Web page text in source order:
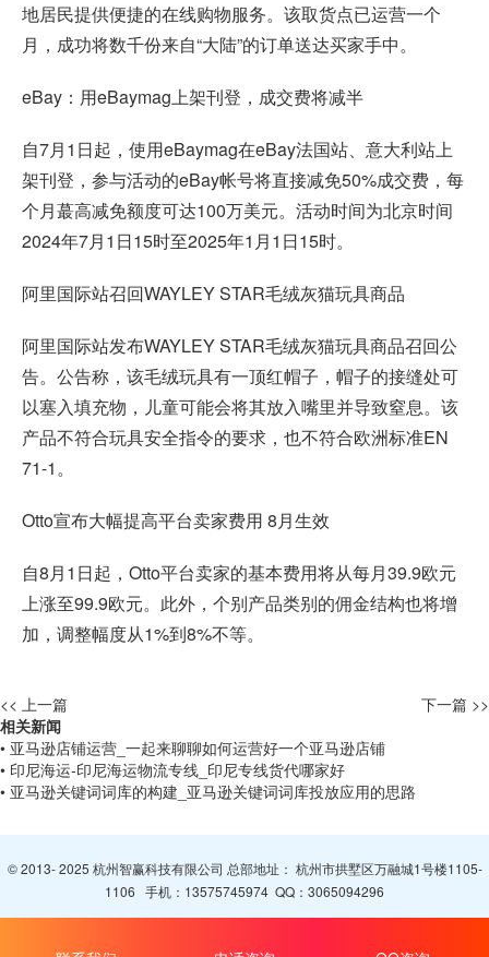
地居民提供便捷的在线购物服务。该取货点已运营一个
月，成功将数千份来自“大陆”的订单送达买家手中。
eBay：用eBaymag上架刊登，成交费将减半
自7月1日起，使用eBaymag在eBay法国站、意大利站上
架刊登，参与活动的eBay帐号将直接减免50%成交费，每
个月蕞高减免额度可达100万美元。活动时间为北京时间
2024年7月1日15时至2025年1月1日15时。
阿里国际站召回WAYLEY STAR毛绒灰猫玩具商品
阿里国际站发布WAYLEY STAR毛绒灰猫玩具商品召回公
告。公告称，该毛绒玩具有一顶红帽子，帽子的接缝处可
以塞入填充物，儿童可能会将其放入嘴里并导致窒息。该
产品不符合玩具安全指令的要求，也不符合欧洲标准EN
71-1。
Otto宣布大幅提高平台卖家费用 8月生效
自8月1日起，Otto平台卖家的基本费用将从每月39.9欧元
上涨至99.9欧元。此外，个别产品类别的佣金结构也将增
加，调整幅度从1%到8%不等。
<< 上一篇
下一篇 >>
相关新闻
• 亚马逊店铺运营_一起来聊聊如何运营好一个亚马逊店铺
• 印尼海运-印尼海运物流专线_印尼专线货代哪家好
• 亚马逊关键词词库的构建_亚马逊关键词词库投放应用的思路
© 2013- 2025 杭州智赢科技有限公司 总部地址： 杭州市拱墅区万融城1号楼1105-
1106 手机： 13575745974 QQ： 3065094296